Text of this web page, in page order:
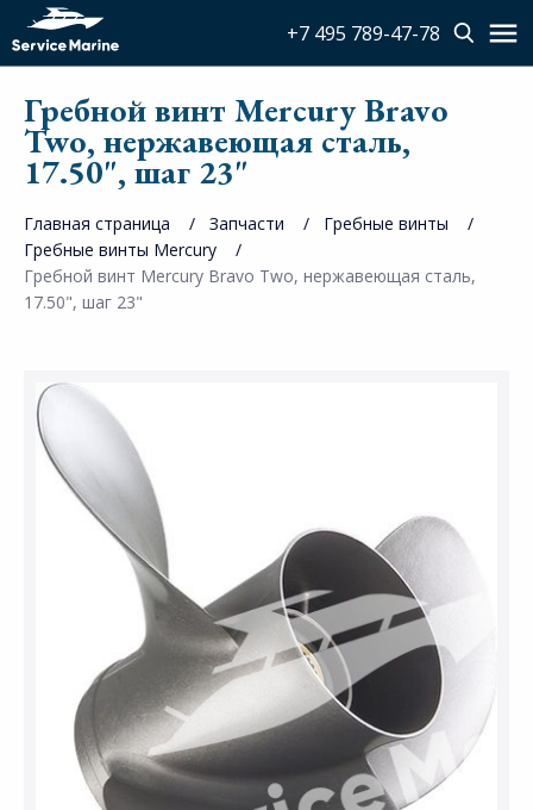
+7 495 789-47-78
Гребной винт Mercury Bravo
Two, нержавеющая сталь,
17.50", шаг 23"
Главная страница Запчасти
Гребные винты
Гребные винты Mercury
Гребной винт Mercury Bravo Two, нержавеющая сталь,
17.50", шаг 23"